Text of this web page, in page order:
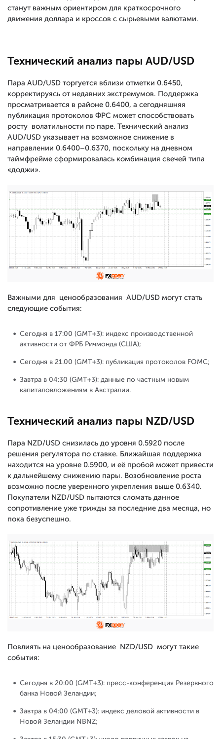
станут важным ориентиром для краткосрочного
движения доллара и кроссов с сырьевыми валютами.
Технический анализ пары AUD/USD
Пара AUD/USD торгуется вблизи отметки 0.6450,
корректируясь от недавних экстремумов. Поддержка
просматривается в районе 0.6400, а сегодняшняя
публикация протоколов ФРС может способствовать
росту волатильности по паре. Технический анализ
AUD/USD указывает на возможное снижение в
направлении 0.6400–0.6370, поскольку на дневном
таймфрейме сформировалась комбинация свечей типа
«доджи».
Важными для ценообразования AUD/USD могут стать
следующие события:
Сегодня в 17:00 (GMT+3): индекс производственной
активности от ФРБ Ричмонда (США);
Сегодня в 21.00 (GMT+3): публикация протоколов FOMC;
Завтра в 04:30 (GMT+3): данные по частным новым
капиталовложениям в Австралии.
Технический анализ пары NZD/USD
Пара NZD/USD снизилась до уровня 0.5920 после
решения регулятора по ставке. Ближайшая поддержка
находится на уровне 0.5900, и её пробой может привести
к дальнейшему снижению пары. Возобновление роста
возможно после уверенного укрепления выше 0.6340.
Покупатели NZD/USD пытаются сломать данное
сопротивление уже трижды за последние два месяца, но
пока безуспешно.
Повлиять на ценообразование NZD/USD могут такие
события:
Сегодня в 20:00 (GMT+3): пресс-конференция Резервного
банка Новой Зеландии;
Завтра в 04:00 (GMT+3): индекс деловой активности в
Новой Зеландии NBNZ;